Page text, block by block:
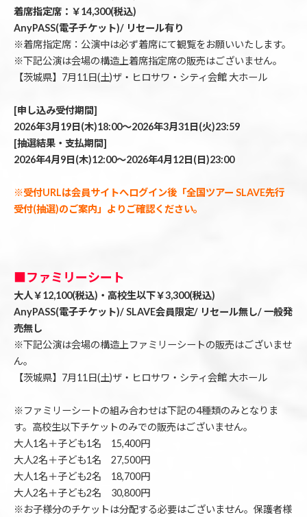
着席指定席：￥14,300(税込)
AnyPASS(電子チケット)/ リセール有り
※着席指定席：公演中は必ず着席にて観覧をお願いいたします。
※下記公演は会場の構造上着席指定席の販売はございません。
【茨城県】7月11日(土)ザ・ヒロサワ・シティ会館 大ホール
[申し込み受付期間]
2026年3月19日(木)18:00～2026年3月31日(火)23:59
[抽選結果・支払期間]
2026年4月9日(木)12:00～2026年4月12日(日)23:00
※受付URLは会員サイトへログイン後「全国ツアー SLAVE先行
受付(抽選)のご案内」よりご確認ください。
■ファミリーシート
大人￥12,100(税込)・高校生以下￥3,300(税込)
AnyPASS(電子チケット)/ SLAVE会員限定/ リセール無し/ 一般発
売無し
※下記公演は会場の構造上ファミリーシートの販売はございませ
ん。
【茨城県】7月11日(土)ザ・ヒロサワ・シティ会館 大ホール
※ファミリーシートの組み合わせは下記の4種類のみとなりま
す。高校生以下チケットのみでの販売はございません。
大人1名＋子ども1名 15,400円
大人2名＋子ども1名 27,500円
大人1名＋子ども2名 18,700円
大人2名＋子ども2名 30,800円
※お子様分のチケットは分配する必要はございません。保護者様